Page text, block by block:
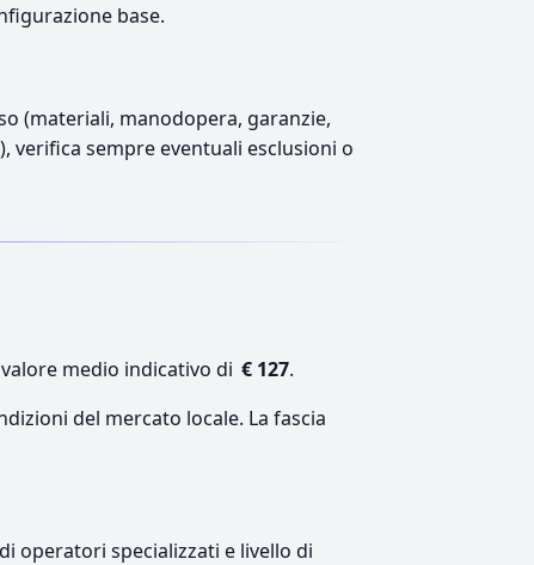
base.
(materiali, manodopera, garanzie,
verifica sempre eventuali esclusioni o
medio indicativo di € 127.
del mercato locale. La fascia
operatori specializzati e livello di